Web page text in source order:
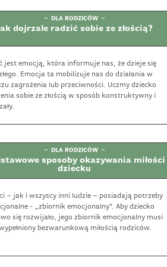
DLA RODZICÓW
dojrzale radzić sobie ze złością?
jest emocją, która informuje nas, że dzieje się
Emocja ta mobilizuje nas do działania w
zagrożenia lub przeciwności. Uczmy dziecko
sobie ze złością w sposób konstruktywny i
DLA RODZICÓW
sposoby okazywania miłości
dziecku
– jak i wszyscy inni ludzie – posiadają potrzeby
- „zbiornik emocjonalny”. Aby dziecko
się rozwijało, jego zbiornik emocjonalny musi
bezwarunkową miłością rodziców.